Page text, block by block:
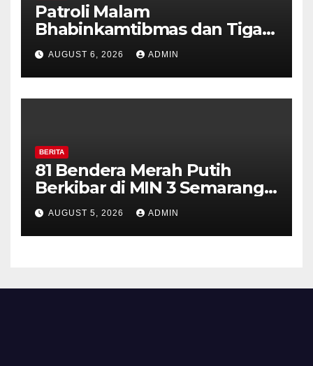
Patroli Malam
Bhabinkamtibmas dan Tiga
Pilar Kelurahan Ungaran
Perkuat Kamtibmas, Warga
Diajak Aktifkan Ronda
AUGUST 6, 2026 ADMIN
BERITA
81 Bendera Merah Putih
Berkibar di MIN 3 Semarang,
Bhabinkamtibmas Desa
Timpik Hadiri Peringatan
HUT ke-81 Kemerdekaan RI
AUGUST 5, 2026 ADMIN